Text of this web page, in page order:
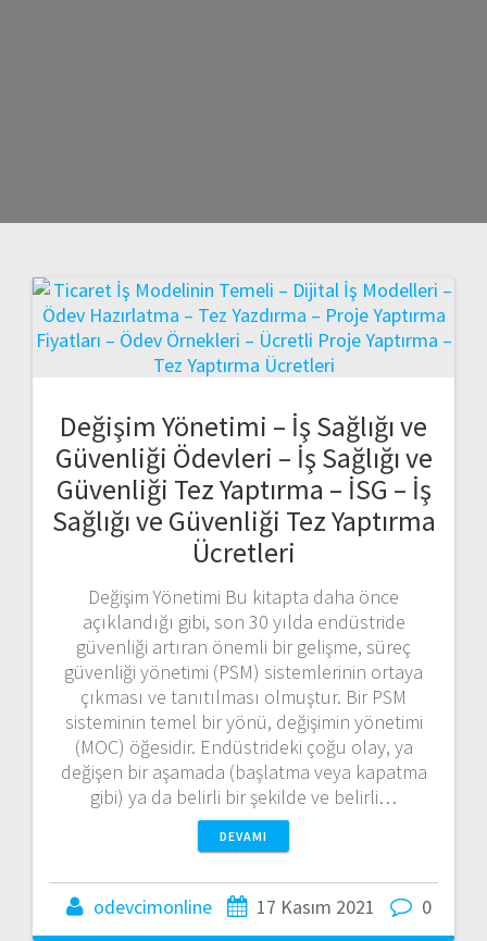
Değişim Yönetimi – İş Sağlığı ve
Güvenliği Ödevleri – İş Sağlığı ve
Güvenliği Tez Yaptırma – İSG – İş
Sağlığı ve Güvenliği Tez Yaptırma
Ücretleri
Değişim Yönetimi Bu kitapta daha önce
açıklandığı gibi, son 30 yılda endüstride
güvenliği artıran önemli bir gelişme, süreç
güvenliği yönetimi (PSM) sistemlerinin ortaya
çıkması ve tanıtılması olmuştur. Bir PSM
sisteminin temel bir yönü, değişimin yönetimi
(MOC) öğesidir. Endüstrideki çoğu olay, ya
değişen bir aşamada (başlatma veya kapatma
gibi) ya da belirli bir şekilde ve belirli…
DEVAMI
odevcimonline 17 Kasım 2021 0